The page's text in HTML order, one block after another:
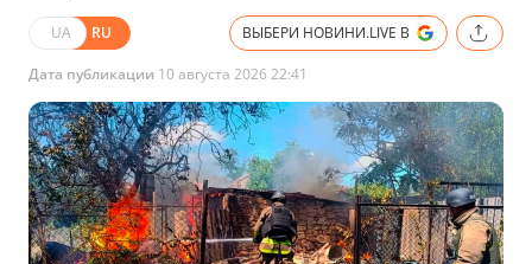
UA RU ВЫБЕРИ НОВИНИ.LIVE В
Дата публикации 10 августа 2026 22:41